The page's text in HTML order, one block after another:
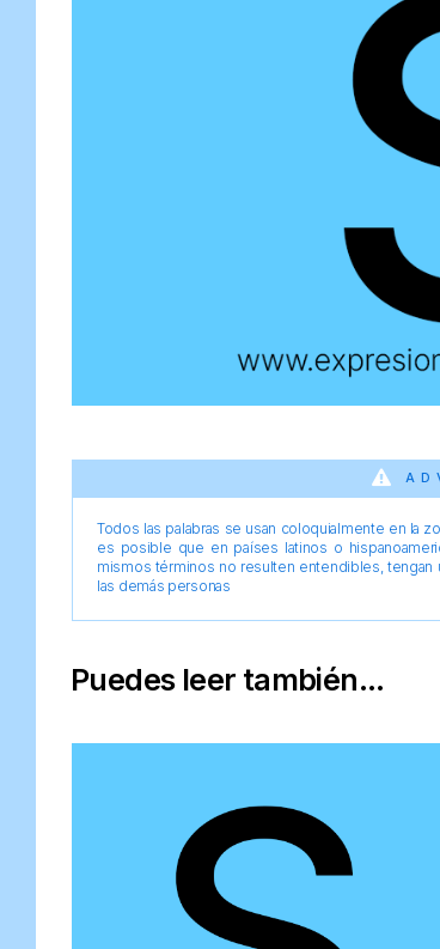
Todos las palabras se usan coloquialmente en la
es posible que en países latinos o
mismos términos no resulten entendibles,
las demás personas
Puedes leer también...